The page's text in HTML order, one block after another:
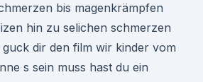
bis magenkrämpfen
hin zu selichen schmerzen
dir den film wir kinder vom
s sein muss hast du ein